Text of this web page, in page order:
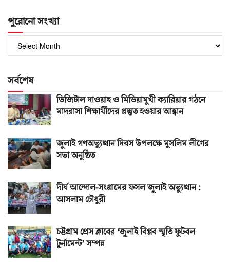
পুরোনো সংখ্যা
সংখ্যা
সর্বশেষ
ডিজিটাল দাওয়াহ ও মিডিয়ামুখী ক্যারিয়ার গঠনে
মাদরাসা শিক্ষার্থীদের প্রস্তুত হওয়ার আহ্বান
জুলাই গণঅভ্যুত্থান দিবস উপলক্ষে মুসলিম লীগের
সভা অনুষ্ঠিত
দীর্ঘ আন্দোল-সংগ্রামের ফসল জুলাই অভ্যুত্থান :
আসলাম চৌধুরী
চট্টগ্রাম প্রেস ক্লাবের ‘জুলাই বিপ্লব স্মৃতি ফুটবল
টুর্নামেন্ট’ সম্পন্ন